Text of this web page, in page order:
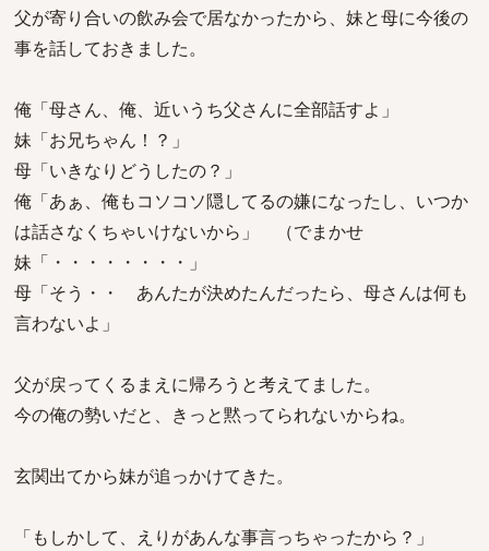
父が寄り合いの飲み会で居なかったから、妹と母に今後の
事を話しておきました。
俺「母さん、俺、近いうち父さんに全部話すよ」
妹「お兄ちゃん！？」
母「いきなりどうしたの？」
俺「あぁ、俺もコソコソ隠してるの嫌になったし、いつか
は話さなくちゃいけないから」 （でまかせ
妹「・・・・・・・・」
母「そう・・ あんたが決めたんだったら、母さんは何も
言わないよ」
父が戻ってくるまえに帰ろうと考えてました。
今の俺の勢いだと、きっと黙ってられないからね。
玄関出てから妹が追っかけてきた。
「もしかして、えりがあんな事言っちゃったから？」